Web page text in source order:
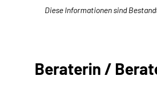
Diese Informationen sind
Beraterin /